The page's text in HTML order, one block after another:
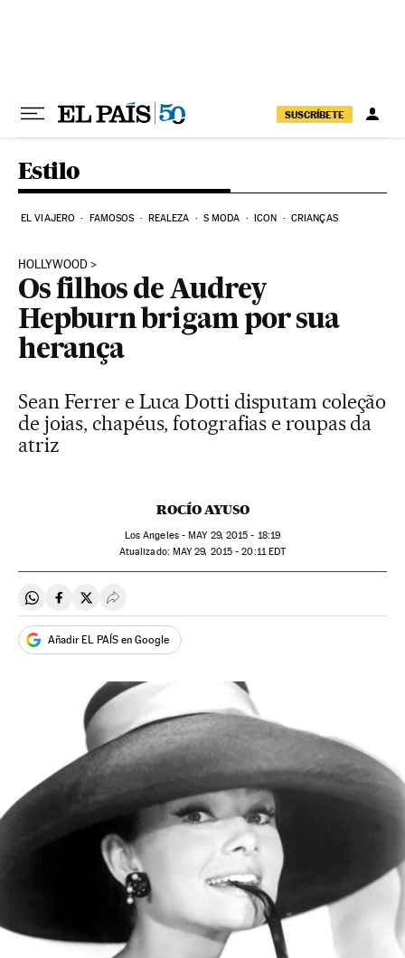
SUSCRÍBETE
Estilo
EL VIAJERO FAMOSOS REALEZA S MODA ICON CRIANÇAS
HOLLYWOOD
Os filhos de Audrey
Hepburn brigam por sua
herança
Sean Ferrer e Luca Dotti disputam coleção
de joias, chapéus, fotografias e roupas da
atriz
ROCÍO AYUSO
Los Angeles -MAY29, 2015 - 18:19
atualizado: MAY29, 2015 - 20:11EDT
Compartir en Whatsapp
Compartir en Facebook
Compartir en Twitter
Desplegar Redes Sociales
Añadir EL PAÍS en Google